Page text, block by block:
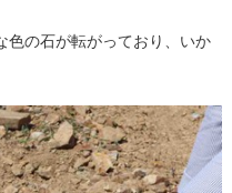
色の石が転がっており、いか